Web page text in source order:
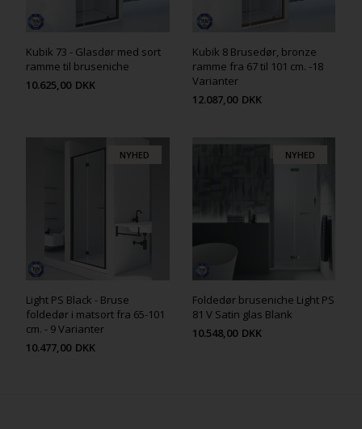
Kubik 73 - Glasdør med sort
ramme til bruseniche
10.625,00 DKK
Kubik 8 Brusedør, bronze
ramme fra 67 til 101 cm. -18
Varianter
12.087,00 DKK
NYHED
Light PS Black - Bruse
foldedør i matsort fra 65-101
cm. - 9 Varianter
10.477,00 DKK
NYHED
Foldedør bruseniche Light PS
81 V Satin glas Blank
10.548,00 DKK